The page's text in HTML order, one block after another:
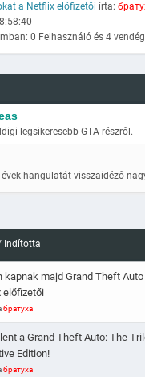
a Netflix előfizetői írta:
0 Felhasználó és 4 vendég
legsikeresebb GTA részről.
hangulatát visszaidéző
Indította
kapnak majd Grand Theft
előfizetői
братуха
a Grand Theft Auto: The
Edition!
братуха